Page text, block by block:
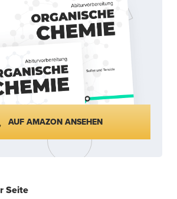
AUF AMAZON ANSEHEN
Seite